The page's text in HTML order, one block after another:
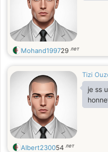
Mohand199729 лет
Tizi
je ss un homme simple modeste
Albert230054 лет